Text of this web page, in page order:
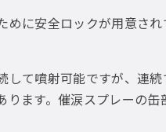
めに安全ロックが用意さ
して噴射可能ですが、連
ります。催涙スプレーの